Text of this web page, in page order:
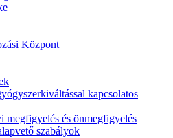
Központ
kapcsolatos
megfigyelés és önmegfigyelés
szabályok